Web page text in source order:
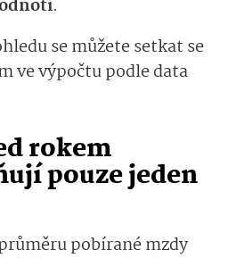
.
se můžete setkat se
ve výpočtu podle data
rokem
pouze jeden
pobírané mzdy